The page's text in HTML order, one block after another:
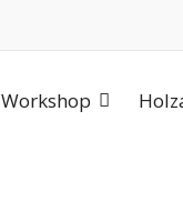
Workshop